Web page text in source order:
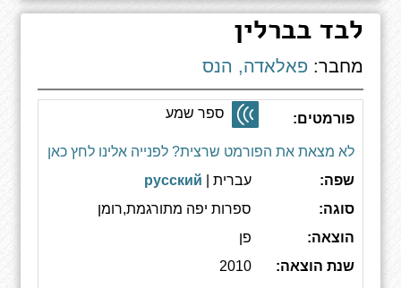
לבד בברלין
מחבר: פאלאדה, הנס
פורמטים: ספר שמע
לא מצאת את הפורמט שרצית? לפנייה אלינו לחץ כאן
שפה:
עברית | русский
סוגה:
ספרות יפה מתורגמת,רומן
הוצאה:
פן
שנת הוצאה:
2010